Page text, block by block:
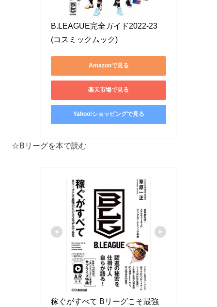
B.LEAGUE完全ガイド2022-23
(コスミックムック)
Amazonで見る
楽天市場で見る
Yahoo!ショッピングで見る
☆Bリーグを本で読む
稼ぐがすべて Bリーグこそ最強